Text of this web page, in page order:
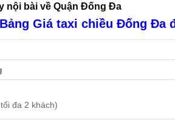
nội bài về Quận Đống Đa
Bảng Giá taxi chiều Đống Đa
đa 2 khách)